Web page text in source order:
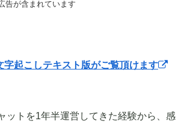
告が含まれています
字起こしテキスト版がご覧頂けます
ットを1年半運営してきた経験から、感